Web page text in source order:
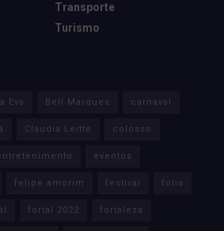
Transporte
Turismo
Eva Bell Marques carnaval
Claudia Leitte colosso
eventos
felipe amorim festival folia
fortal 2022 fortaleza